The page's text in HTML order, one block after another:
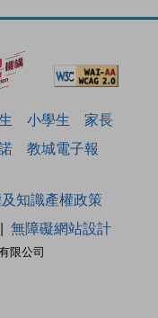
小學生
家長
教城電子報
限公司
知識產權政策
無障礙網站設計